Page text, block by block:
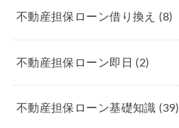
不動産担保ローン借り換え(8)
不動産担保ローン即日(2)
不動産担保ローン基礎知識(39)